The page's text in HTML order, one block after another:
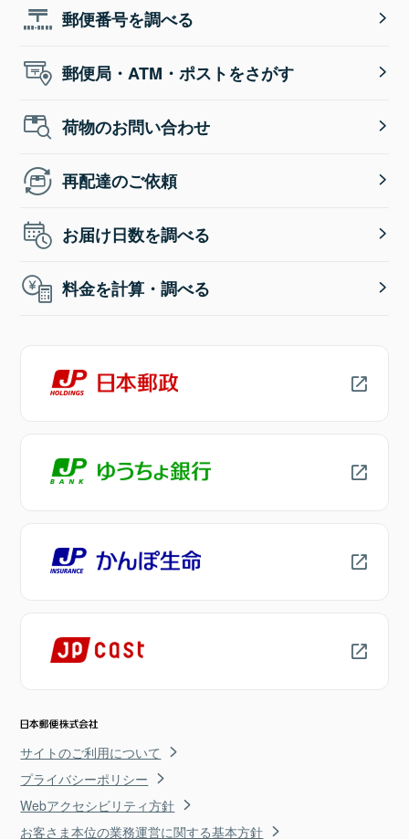
郵便番号を調べる
郵便局・ATM・ポストをさがす
荷物のお問い合わせ
再配達のご依頼
お届け日数を調べる
料金を計算・調べる
サイトのご利用について
プライバシーポリシー
Webアクセシビリティ方針
お客さま本位の業務運営に関する基本方針